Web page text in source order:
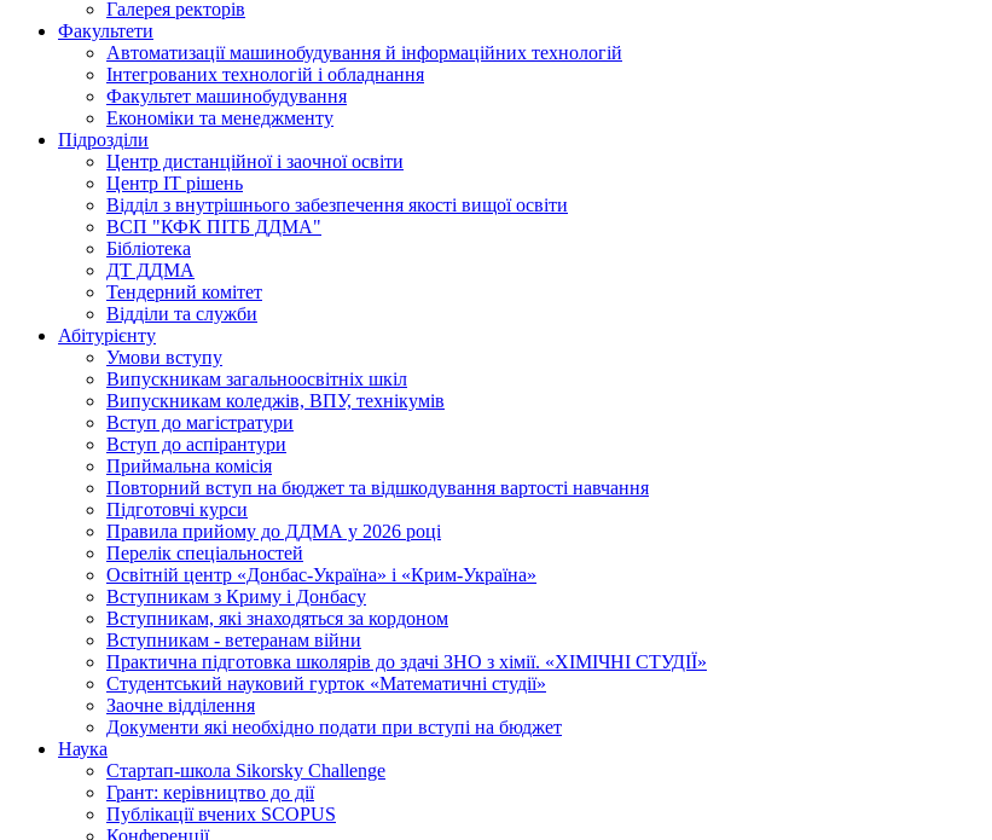
Галерея ректорів
Факультети
Автоматизації машинобудування й інформаційних технологій
Інтегрованих технологій і обладнання
Факультет машинобудування
Економіки та менеджменту
Підрозділи
Центр дистанційної і заочної освіти
Центр ІТ рішень
Відділ з внутрішнього забезпечення якості вищої освіти
ВСП "КФК ПІТБ ДДМА"
Бібліотека
ДТ ДДМА
Тендерний комітет
Відділи та служби
Абітурієнту
Умови вступу
Випускникам загальноосвітніх шкіл
Випускникам коледжів, ВПУ, технікумів
Вступ до магістратури
Вступ до аспірантури
Приймальна комісія
Повторний вступ на бюджет та відшкодування вартості навчання
Підготовчі курси
Правила прийому до ДДМА у 2026 році
Перелік спеціальностей
Освітній центр «Донбас-Україна» і «Крим-Україна»
Вступникам з Криму і Донбасу
Вступникам, які знаходяться за кордоном
Вступникам - ветеранам війни
Практична підготовка школярів до здачі ЗНО з хімії. «ХІМІЧНІ СТУДІЇ»
Студентський науковий гурток «Математичні студії»
Заочне відділення
Документи які необхідно подати при вступі на бюджет
Наука
Стартап-школа Sikorsky Challenge
Грант: керівництво до дії
Публікації вчених SCOPUS
Конференції